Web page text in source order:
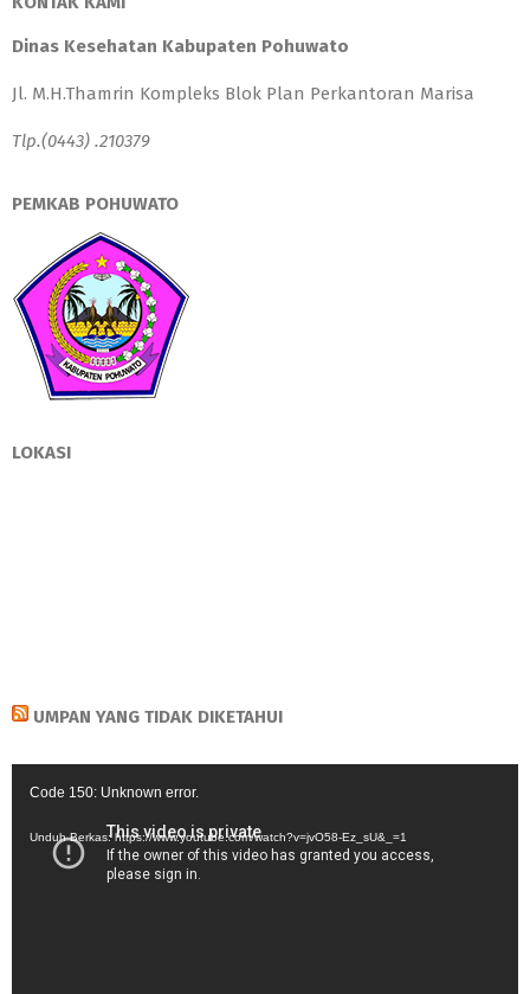
Dinas Kesehatan Kabupaten Pohuwato
Jl. M.H.Thamrin Kompleks Blok Plan Perkantoran Marisa
Tlp.(0443) .210379
PEMKAB POHUWATO
LOKASI
UMPAN YANG TIDAK DIKETAHUI
Code 150: Unknown error.
Unduh Berkas: https://www.youtube.com/watch?v=jvO58-Ez_sU&_=1